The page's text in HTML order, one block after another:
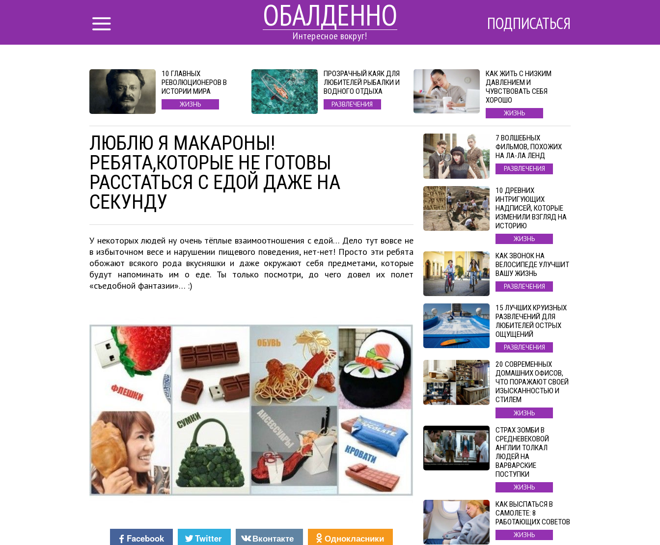
ОБАЛДЕННО
Интересное вокруг!
ПОДПИСАТЬСЯ
10 ГЛАВНЫХ
РЕВОЛЮЦИОНЕРОВ В
ИСТОРИИ МИРА
ЖИЗНЬ
ПРОЗРАЧНЫЙ КАЯК ДЛЯ
ЛЮБИТЕЛЕЙ РЫБАЛКИ И
ВОДНОГО ОТДЫХА
РАЗВЛЕЧЕНИЯ
КАК ЖИТЬ С НИЗКИМ
ДАВЛЕНИЕМ И
ЧУВСТВОВАТЬ СЕБЯ
ХОРОШО
ЖИЗНЬ
ЛЮБЛЮ Я МАКАРОНЫ!
РЕБЯТА,КОТОРЫЕ НЕ ГОТОВЫ
РАССТАТЬСЯ С ЕДОЙ ДАЖЕ НА
СЕКУНДУ
У некоторых людей ну очень тёплые взаимоотношения с едой… Дело тут вовсе не
в избыточном весе и нарушении пищевого поведения, нет-нет! Просто эти ребята
обожают всякого рода вкусняшки и даже окружают себя предметами, которые
будут напоминать им о еде. Ты только посмотри, до чего довел их полет
«съедобной фантазии»… :)
Facebook Twitter Вконтакте Однокласники
7 ВОЛШЕБНЫХ
ФИЛЬМОВ, ПОХОЖИХ
НА ЛА-ЛА ЛЕНД
РАЗВЛЕЧЕНИЯ
10 ДРЕВНИХ
ИНТРИГУЮЩИХ
НАДПИСЕЙ, КОТОРЫЕ
ИЗМЕНИЛИ ВЗГЛЯД НА
ИСТОРИЮ
ЖИЗНЬ
КАК ЗВОНОК НА
ВЕЛОСИПЕДЕ УЛУЧШИТ
ВАШУ ЖИЗНЬ
РАЗВЛЕЧЕНИЯ
15 ЛУЧШИХ КРУИЗНЫХ
РАЗВЛЕЧЕНИЙ ДЛЯ
ЛЮБИТЕЛЕЙ ОСТРЫХ
ОЩУЩЕНИЙ
РАЗВЛЕЧЕНИЯ
20 СОВРЕМЕННЫХ
ДОМАШНИХ ОФИСОВ,
ЧТО ПОРАЖАЮТ СВОЕЙ
ИЗЫСКАННОСТЬЮ И
СТИЛЕМ
ЖИЗНЬ
СТРАХ ЗОМБИ В
СРЕДНЕВЕКОВОЙ
АНГЛИИ ТОЛКАЛ
ЛЮДЕЙ НА
ВАРВАРСКИЕ
ПОСТУПКИ
ЖИЗНЬ
КАК ВЫСПАТЬСЯ В
САМОЛЕТЕ: 8
РАБОТАЮЩИХ СОВЕТОВ
ЖИЗНЬ